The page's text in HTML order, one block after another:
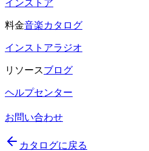
インストア
料金音楽カタログ
インストアラジオ
リソースブログ
ヘルプセンター
お問い合わせ
カタログに戻る